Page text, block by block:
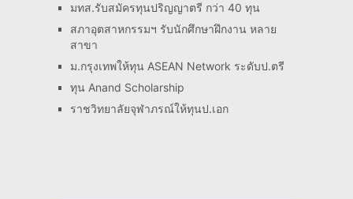
มทส.รับสมัครทุนปริญญาตรี กว่า 40 ทุน
สภาอุตสาหกรรมฯ รับนักศึกษาฝึกงาน หลาย
สาขา
ม.กรุงเทพให้ทุน ASEAN Network ระดับป.ตรี
ทุน Anand Scholarship
ราชวิทยาลัยจุฬาภรณ์ให้ทุนป.เอก